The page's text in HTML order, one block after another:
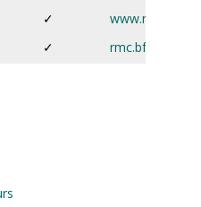
✓
www.rfm.fr
✓ rmc.bfmtv.com